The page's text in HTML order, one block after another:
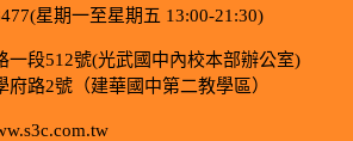
星期一至星期五 13:00-21:30)
一段512號(光武國中內校本部辦公室)
路2號（建華國中第二教學區）